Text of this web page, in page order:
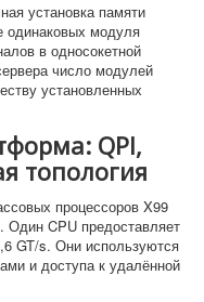
установка памяти
одинаковых модуля
в односокетной
число модулей
установленных
QPI,
топология
процессоров X99
CPU предоставляет
GT/s. Они используются
и доступа к удалённой